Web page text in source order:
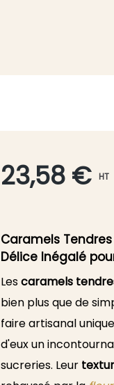
23,58 € HT
Caramels
Délice Inégalé
Lescaramels
bien plus que de
faire artisanal
d'eux un
sucreries. Leur